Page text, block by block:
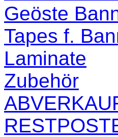
Geöste
Tapes f.
Laminate
Zubehör